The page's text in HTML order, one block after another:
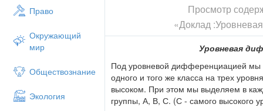
Право
Окружающий
мир
Обществознание
Экология
Определять (пользуясь таблицей,
простым или составным
Понятие разложения на множители
Доказывать, что число составное
Понятие разложения на простые
Разложить число на множители и на
Просмотр
«Доклад
Уровневая
Под уровневой дифференциацией
одного и того же класса на трех
высоком. При этом мы выделяем в
группы, А, В, С. (С - самого высокого